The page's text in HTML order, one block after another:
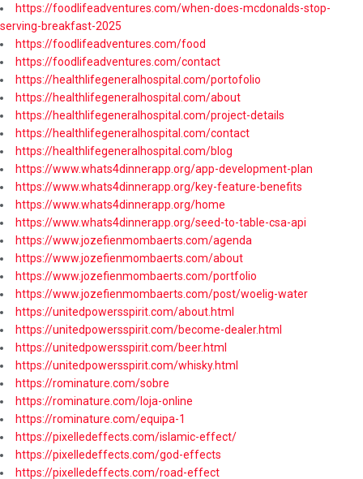
https://foodlifeadventures.com/when-does-mcdonalds-stop-
serving-breakfast-2025
https://foodlifeadventures.com/food
https://foodlifeadventures.com/contact
https://healthlifegeneralhospital.com/portofolio
https://healthlifegeneralhospital.com/about
https://healthlifegeneralhospital.com/project-details
https://healthlifegeneralhospital.com/contact
https://healthlifegeneralhospital.com/blog
https://www.whats4dinnerapp.org/app-development-plan
https://www.whats4dinnerapp.org/key-feature-benefits
https://www.whats4dinnerapp.org/home
https://www.whats4dinnerapp.org/seed-to-table-csa-api
https://www.jozefienmombaerts.com/agenda
https://www.jozefienmombaerts.com/about
https://www.jozefienmombaerts.com/portfolio
https://www.jozefienmombaerts.com/post/woelig-water
https://unitedpowersspirit.com/about.html
https://unitedpowersspirit.com/become-dealer.html
https://unitedpowersspirit.com/beer.html
https://unitedpowersspirit.com/whisky.html
https://rominature.com/sobre
https://rominature.com/loja-online
https://rominature.com/equipa-1
https://pixelledeffects.com/islamic-effect/
https://pixelledeffects.com/god-effects
https://pixelledeffects.com/road-effect